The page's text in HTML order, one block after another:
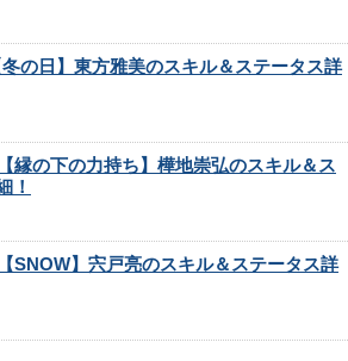
の日】東方雅美のスキル＆ステータス詳
縁の下の力持ち】樺地崇弘のスキル＆ス
！
SNOW】宍戸亮のスキル＆ステータス詳